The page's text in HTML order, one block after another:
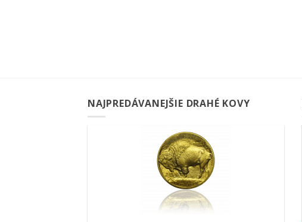
NAJPREDÁVANEJŠIE DRAHÉ KOVY
Pridať k
obľúbeným